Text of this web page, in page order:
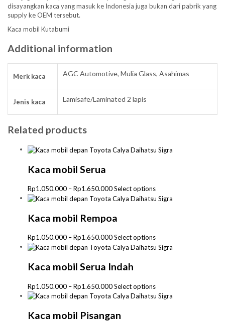
disayangkan kaca yang masuk ke Indonesia juga bukan dari pabrik yang
supply ke OEM tersebut.
Kaca mobil Kutabumi
Additional information
Merk kaca AGC Automotive, Mulia Glass, Asahimas
Jenis kaca Lamisafe/Laminated 2 lapis
Related products
Kaca mobil Serua
Rp1.050.000 –Rp1.650.000Price
range:
through
Rp1.650.000
Select optionsThis
product
may
the
product
Kaca mobil Rempoa
Rp1.050.000 –Rp1.650.000Price
range:
through
Rp1.650.000
Select optionsThis
product
options
may
Kaca mobil Serua Indah
Rp1.050.000 –Rp1.650.000Price
range:
through
Rp1.650.000
Select optionsThis
product
Kaca mobil Pisangan